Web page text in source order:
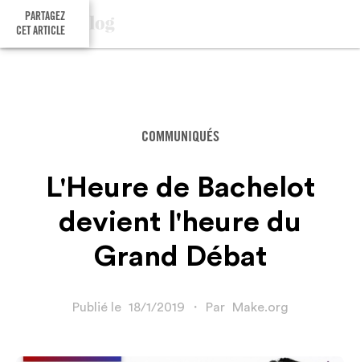
PARTAGEZ
CET ARTICLE
COMMUNIQUÉS
L'Heure de Bachelot
devient l'heure du
Grand Débat
Publié le 18/1/2019 ・ Par Make.org